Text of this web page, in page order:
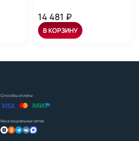
14 481 ₽
В КОРЗИНУ
Способы оплаты:
Мы в социальных сетях